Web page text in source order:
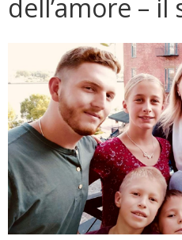
dell’amore –